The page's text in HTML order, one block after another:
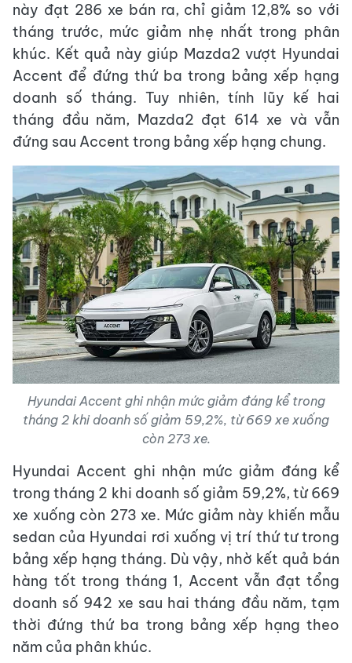
này đạt 286 xe bán ra, chỉ giảm 12,8% so với
tháng trước, mức giảm nhẹ nhất trong phân
khúc. Kết quả này giúp Mazda2 vượt Hyundai
Accent để đứng thứ ba trong bảng xếp hạng
doanh số tháng. Tuy nhiên, tính lũy kế hai
tháng đầu năm, Mazda2 đạt 614 xe và vẫn
đứng sau Accent trong bảng xếp hạng chung.
Hyundai Accent ghi nhận mức giảm đáng kể trong
tháng 2 khi doanh số giảm 59,2%, từ 669 xe xuống
còn 273 xe.
Hyundai Accent ghi nhận mức giảm đáng kể
trong tháng 2 khi doanh số giảm 59,2%, từ 669
xe xuống còn 273 xe. Mức giảm này khiến mẫu
sedan của Hyundai rơi xuống vị trí thứ tư trong
bảng xếp hạng tháng. Dù vậy, nhờ kết quả bán
hàng tốt trong tháng 1, Accent vẫn đạt tổng
doanh số 942 xe sau hai tháng đầu năm, tạm
thời đứng thứ ba trong bảng xếp hạng theo
năm của phân khúc.